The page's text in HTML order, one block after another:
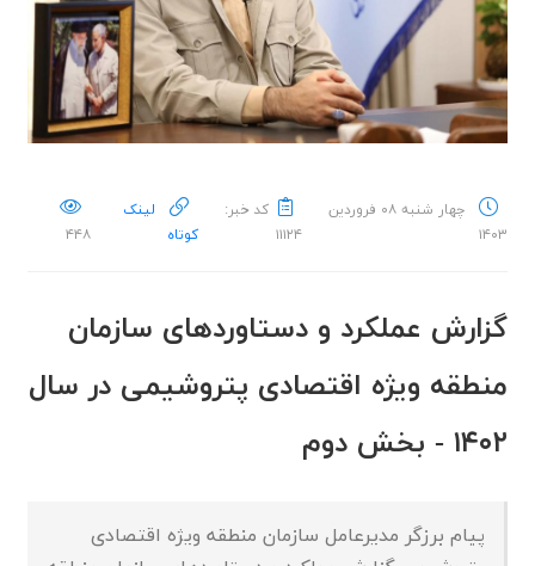
چهار شنبه ۰۸ فروردین
۱۴۰۳
کد خبر:
۱۱۱۲۴
لینک
کوتاه
۴۴۸
گزارش عملکرد و دستاوردهای سازمان
منطقه ویژه اقتصادی پتروشیمی در سال
۱۴۰۲ - بخش دوم
پیام برزگر مدیرعامل سازمان منطقه ویژه اقتصادی